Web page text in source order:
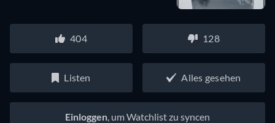
404 128
Listen Alles gesehen
Einloggen , um Watchlist zu syncen